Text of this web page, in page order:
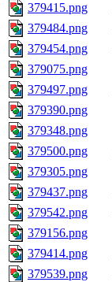
379415.png
379484.png
379454.png
379075.png
379497.png
379390.png
379348.png
379500.png
379305.png
379437.png
379542.png
379156.png
379414.png
379539.png